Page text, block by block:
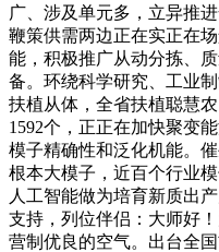
广、涉及单元多，立异推
鞭策供需两边正在实正在
能，积极推广从动分拣、
备。环绕科学研究、工业
扶植从体，全省扶植聪慧
1592个，正正在加快聚变
模子精确性和泛化机能。
根本大模子，近百个行业
人工智能做为培育新质出
支持，列位伴侣：大师好
营制优良的空气。出台全